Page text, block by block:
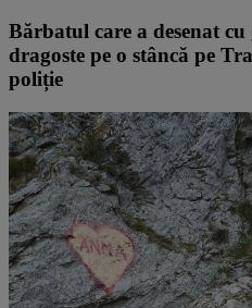
Bărbatul care a desenat
dragoste pe o stâncă pe
poliție